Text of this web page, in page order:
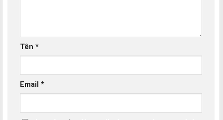
Tên *
Email *